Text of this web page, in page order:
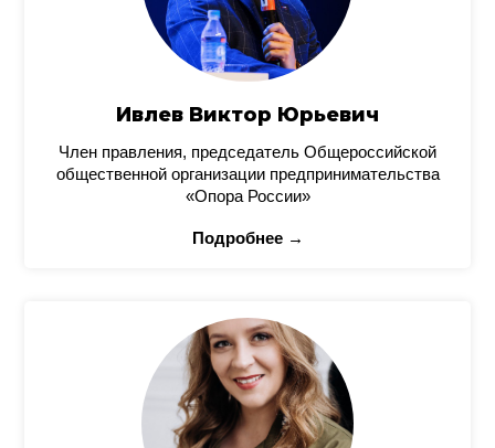
Ивлев Виктор Юрьевич
Член правления, председатель Общероссийской
общественной организации предпринимательства
«Опора России»
Подробнее →